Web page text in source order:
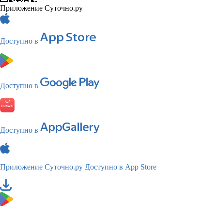
Приложение Суточно.ру
Доступно в
Доступно в
Доступно в
Приложение Суточно.ру Доступно в App Store